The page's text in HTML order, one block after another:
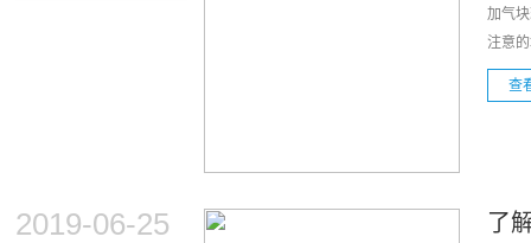
加气
注意
查
2019-06-25 了